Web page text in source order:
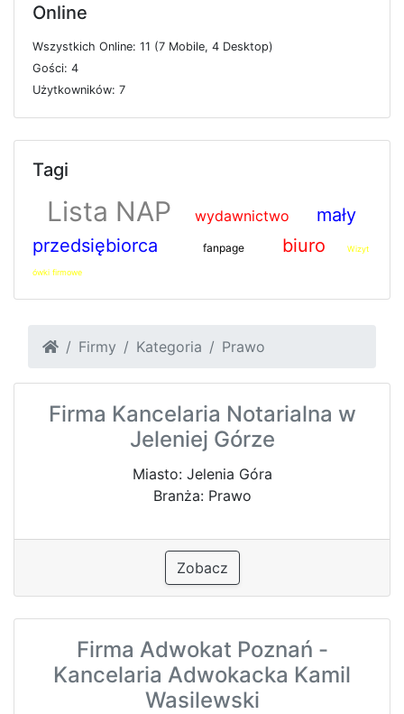
Online
Wszystkich Online: 11 (7 Mobile, 4 Desktop)
Gości: 4
Użytkowników: 7
Tagi
Lista NAP wydawnictwo
mały
przedsiębiorca
fanpage biuro Wizyt
ówki firmowe
Firmy Kategoria Prawo
Firma Kancelaria Notarialna w
Jeleniej Górze
Miasto: Jelenia Góra
Branża: Prawo
Zobacz
Firma Adwokat Poznań -
Kancelaria Adwokacka Kamil
Wasilewski